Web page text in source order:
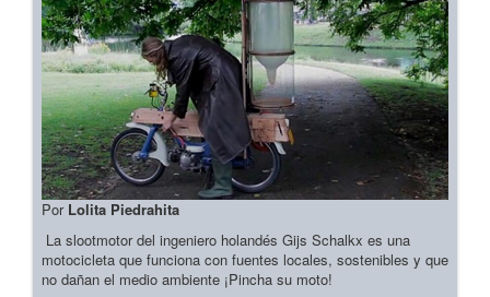
Por Lolita Piedrahita
La slootmotor del ingeniero holandés Gijs Schalkx es una
motocicleta que funciona con fuentes locales, sostenibles y que
no dañan el medio ambiente ¡Pincha su moto!